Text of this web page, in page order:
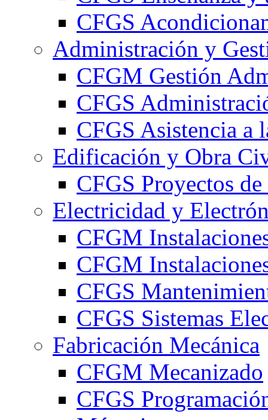
CFGS
Administración y
CFGM Gestión
CFGS
CFGS Asistencia a
Edificación y Obra
CFGS Proyectos
Electricidad y
CFGM
CFGM
CFGS
CFGS Sistemas
Fabricación Mecánica
CFGM Mecanizado
CFGS